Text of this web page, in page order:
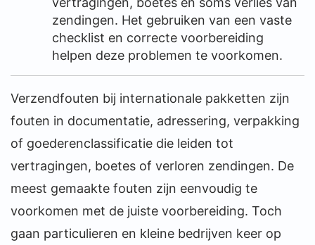
zendingen. Het gebruiken van een vaste
checklist en correcte voorbereiding
helpen deze problemen te voorkomen.
Verzendfouten bij internationale pakketten zijn
fouten in documentatie, adressering, verpakking
of goederenclassificatie die leiden tot
vertragingen, boetes of verloren zendingen. De
meest gemaakte fouten zijn eenvoudig te
voorkomen met de juiste voorbereiding. Toch
gaan particulieren en kleine bedrijven keer op